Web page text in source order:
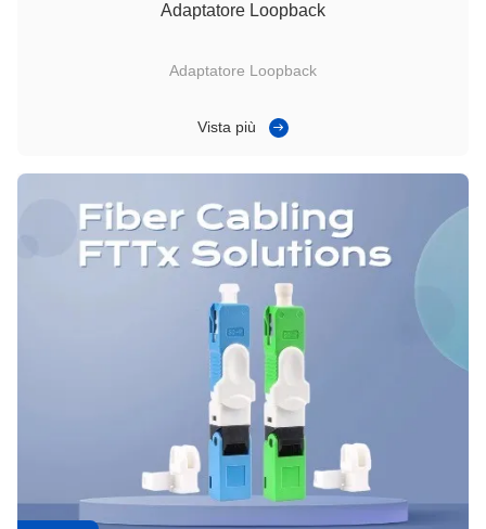
Adaptatore Loopback
Adaptatore Loopback
Vista più